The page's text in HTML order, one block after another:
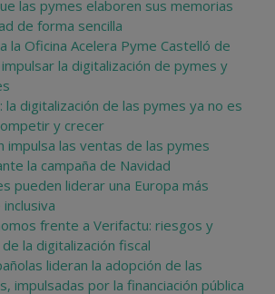
las pymes elaboren sus memorias
de forma sencilla
la Oficina Acelera Pyme Castelló de
impulsar la digitalización de pymes y
la digitalización de las pymes ya no es
y crecer
impulsa las ventas de las pymes
la campaña de Navidad
pueden liderar una Europa más
frente a Verifactu: riesgos y
la digitalización fiscal
lideran la adopción de las
impulsadas por la financiación pública